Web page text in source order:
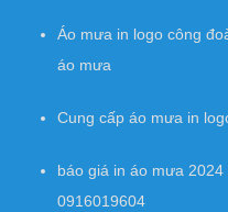
Áo mưa in logo công
áo mưa
Cung cấp áo mưa in
báo giá in áo mưa
0916019604